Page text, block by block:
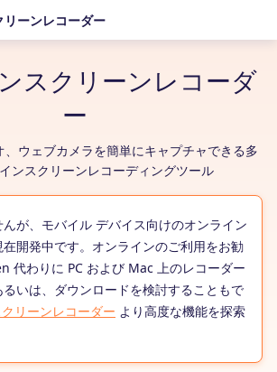
リーンレコーダー
スクリーンレコーダ
ー
、ウェブカメラを簡単にキャプチャできる多
ンスクリーンレコーディングツール
が、モバイル デバイス向けのオンライン
開発中です。オンラインのご利用をお勧
代わりに PC および Mac 上のレコーダー
いは、ダウンロードを検討することもで
リーンレコーダー より高度な機能を探索